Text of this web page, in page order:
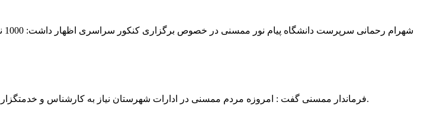
فرماندار ممسنی گفت : امروزه مردم ممسنی در ادارات شهرستان نیاز به کارشناس و خدمتگزار دارند و به اندازه کافی کلانتر در شهرستان وجود دارد پس کارشناسان از کلانتری پرهیز نمایند.